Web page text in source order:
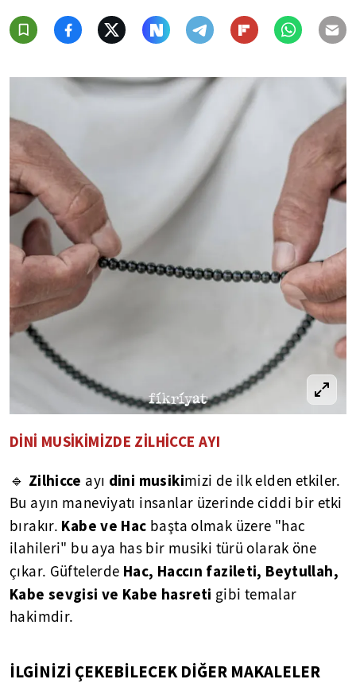
DİNİ MUSİKİMİZDE ZİLHİCCE AYI
🔹 Zilhicce ayı dini musikimizi de ilk elden etkiler.
Bu ayın maneviyatı insanlar üzerinde ciddi bir etki
bırakır. Kabe ve Hac başta olmak üzere "hac
ilahileri" bu aya has bir musiki türü olarak öne
çıkar. Güftelerde Hac, Haccın fazileti, Beytullah,
Kabe sevgisi ve Kabe hasreti gibi temalar
hakimdir.
İLGİNİZİ ÇEKEBİLECEK DİĞER MAKALELER